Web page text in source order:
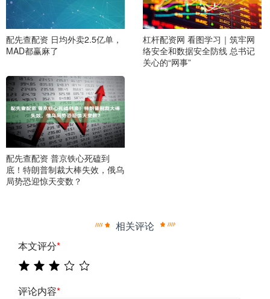
配先查配资 日均外卖2.5亿单，
MAD都赢麻了
杠杆配资网 看图学习｜筑牢网
络安全和数据安全防线 总书记
关心的“网事”
配先查配资 普京铁心死磕到
底！特朗普制裁大棒失效，俄乌
局势恐迎惊天变数？
相关评论
本文评分*
评论内容*